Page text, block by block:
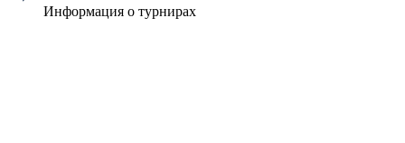
Информация о турнирах